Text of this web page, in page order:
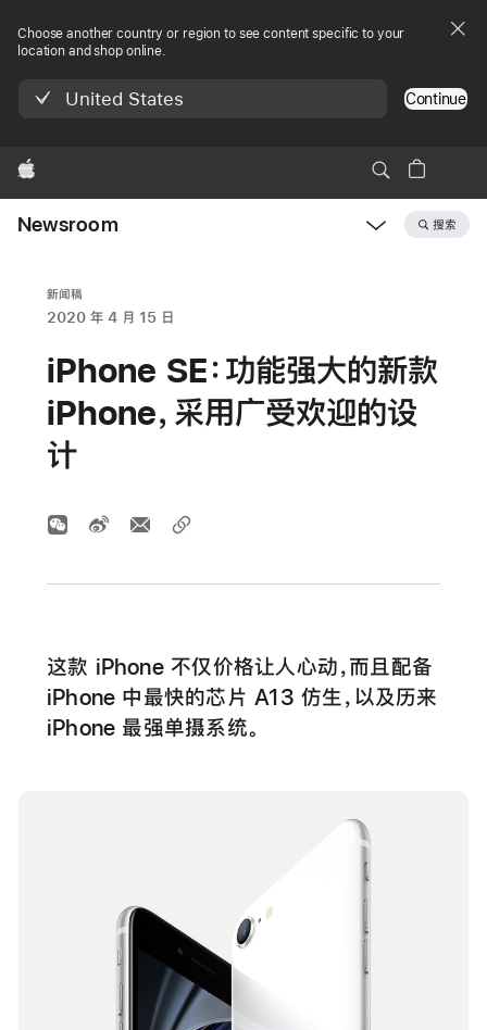
Choose another country or region to see content specific to your
location and shop online.
United States Continue
Apple
Newsroom 搜索
新闻稿
2020 年 4 月 15 日
iPhone SE：功能强大的新款
iPhone，采用广受欢迎的设
计
这款 iPhone 不仅价格让人心动，而且配备
iPhone 中最快的芯片 A13 仿生，以及历来
iPhone 最强单摄系统。